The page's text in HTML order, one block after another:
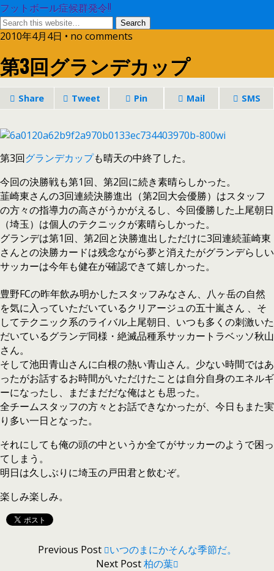
フットボール症候群発令!!
2010年4月4日 • no comments
第3回グランデカップ
Share Tweet Pin Mail SMS
第3回グランデカップも晴天の中終了した。
今回の決勝戦も第1回、第2回に続き素晴らしかった。
韮崎東さんの3回連続決勝進出（第2回大会優勝）はスタッフ
の方々の指導力の高さがうかがえるし、今回優勝した上尾朝日
（埼玉）は個人のテクニックが素晴らしかった。
グランデは第1回、第2回と決勝進出しただけに3回連続韮崎東
さんとの決勝カードは残念ながら夢と消えたがグランデらしい
サッカーは今年も健在が確認できて嬉しかった。
豊野FCの昨年飲み明かしたスタッフみなさん、八ヶ岳の自然
を気に入っていただいているクリアージュの五十嵐さん 、そ
してテクニック系のライバル上尾朝日、いつも多くの刺激いた
だいているグランデ同様・絶滅品種系サッカートラベッソ秋山
さん。
そして池田青山さんに白根の熱い青山さん。少ない時間ではあ
ったがお話するお時間がいただけたことは自分自身のエネルギ
ーになったし、まだまだだな俺はとも思った。
全チームスタッフの方々とお話できなかったが、今日もまた実
り多い一日となった。
それにしても俺の頭の中というか全てがサッカーのようで困っ
てしまう。
明日は久しぶりに埼玉の戸田君と飲むぞ。
楽しみ楽しみ。
Previous Post
いつのまにかそんな季節だ。
Next Post柏の葉